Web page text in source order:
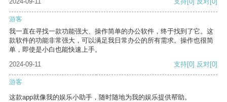
游客
我一直在寻找一款功能强大、操作简单的办公软件，终于找到了它。这
款软件的功能非常强大，可以满足我日常办公的所有需求。操作也很简
单，即使是小白也能快速上手。
2024-09-11
支持[0] 反对[0]
游客
这款app就像我的娱乐小助手，随时随地为我的娱乐提供帮助。